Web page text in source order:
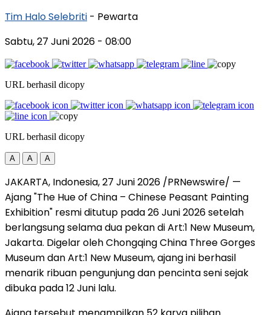
Tim Halo Selebriti - Pewarta
Sabtu, 27 Juni 2026 - 08:00
URL berhasil dicopy
URL berhasil dicopy
A A A
JAKARTA, Indonesia, 27 Juni 2026 /PRNewswire/ —
Ajang "The Hue of China – Chinese Peasant Painting
Exhibition" resmi ditutup pada 26 Juni 2026 setelah
berlangsung selama dua pekan di Art:1 New Museum,
Jakarta. Digelar oleh Chongqing China Three Gorges
Museum dan Art:1 New Museum, ajang ini berhasil
menarik ribuan pengunjung dan pencinta seni sejak
dibuka pada 12 Juni lalu.